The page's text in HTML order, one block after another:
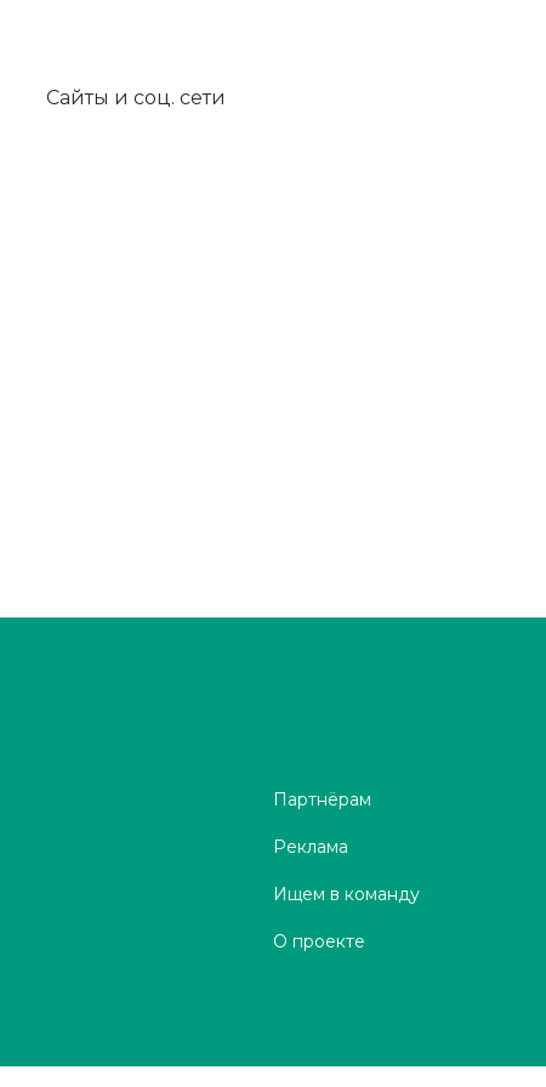
Сайты и соц. сети
Партнёрам
Реклама
Ищем в команду
О проекте